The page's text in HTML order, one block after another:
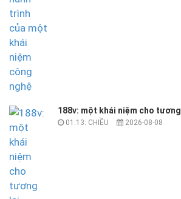
188v: một khái niệm cho
01:13: CHIỀU 2026-08-08